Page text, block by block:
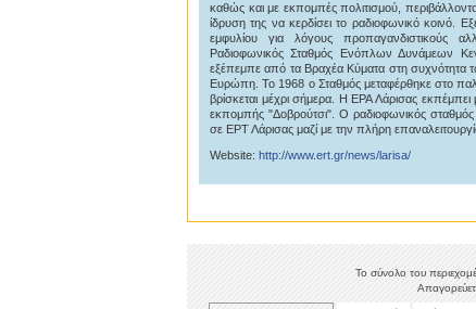
καθώς και με εκπομπές πολιτισμού,
ίδρυση της να κερδίσει το ραδιοφωνικό κοινό.
εμφυλίου για λόγους προπαγανδιστικούς
Ραδιοφωνικός Σταθμός Ενόπλων Δυνάμεων
εξέπεμπε από τα Βραχέα Κύματα στη συχνότητα
Ευρώπη. Το 1968 ο Σταθμός μεταφέρθηκε στο
βρίσκεται μέχρι σήμερα. Η ΕΡΑ Λάρισας
εκπομπής "Δοβρούτσι". O ραδιοφωνικός
σε ΕΡΤ Λάρισας μαζί με την πλήρη
Website: http://www.ert.gr/news/larisa/
Το σύνολο του